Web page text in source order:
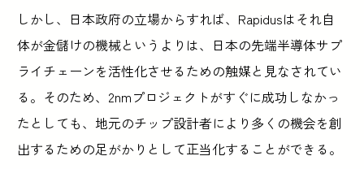
しかし、日本政府の立場からすれば、Rapidusはそれ自
体が金儲けの機械というよりは、日本の先端半導体サプ
ライチェーンを活性化させるための触媒と見なされてい
る。そのため、2nmプロジェクトがすぐに成功しなかっ
たとしても、地元のチップ設計者により多くの機会を創
出するための足がかりとして正当化することができる。